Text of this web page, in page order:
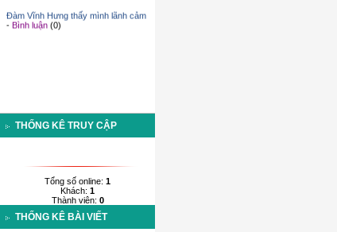
Đàm Vĩnh Hưng thấy mình lãnh cảm
THỐNG KÊ TRUY CẬP
Tổng số online: 1
Khách: 1
Thành viên: 0
THỐNG KÊ BÀI VIẾT